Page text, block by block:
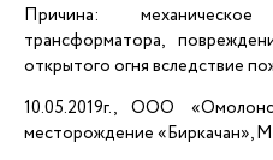
Причина:
трансформатора,
открытого огня вследствие
10.05.2019г., ООО
месторождение «Биркачан»,